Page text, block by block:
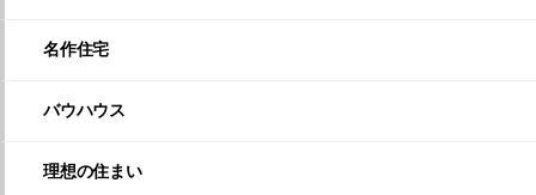
名作住宅
バウハウス
理想の住まい